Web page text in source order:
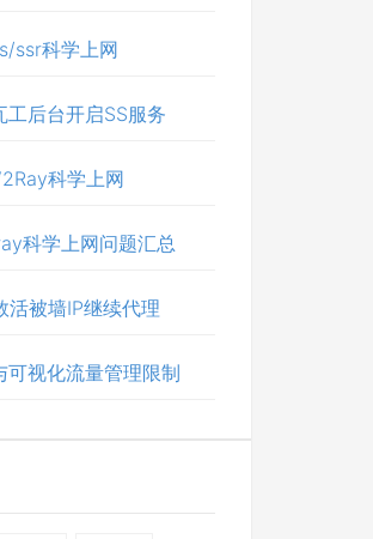
ssr科学上网
工后台开启SS服务
科学上网
科学上网问题汇总
活被墙IP继续代理
可视化流量管理限制